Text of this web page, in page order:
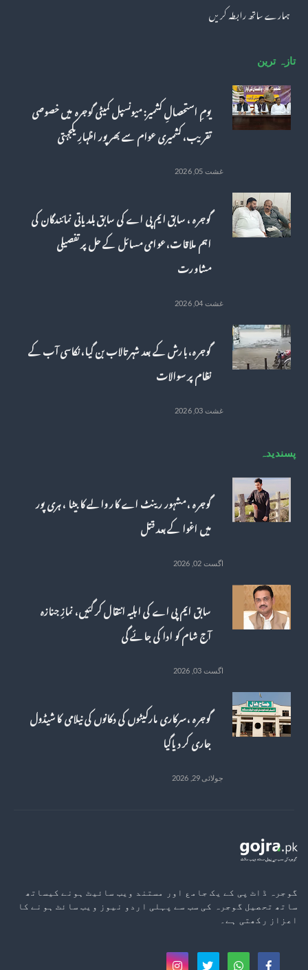
ہمارے ساتھ رابطہ کریں
تازہ ترین
یومِ استحصالِ کشمیر: میونسپل کمیٹی گوجرہ میں خصوصی
تقریب، کشمیری عوام سے بھرپور اظہارِ یکجہتی
غشت 05, 2026
گوجرہ ، سابق ایم پی اے کی سابق بلدیاتی نمائندگان کی
اہم ملاقات، عوامی مسائل کے حل پر تفصیلی
مشاورت
غشت 04, 2026
گوجرہ، بارش کے بعد شہر تالاب بن گیا، نکاسی آب کے
نظام پر سوالات
غشت 03, 2026
پسندیدہ
گوجرہ ، مشہور رینٹ اے کار والے کا بیٹا ، ہری پور
میں اغوا کے بعد قتل
اگست 02, 2026
سابق ایم پی اے کی اہلیہ انتقال کر گئیں، نمازِ جنازہ
آج شام کو ادا کی جائے گی
اگست 03, 2026
گوجرہ ، سرکاری مارکیٹوں کی دکانوں کی نیلامی کا شیڈول
جاری کر دیاگیا
جولائی 29, 2026
گوجرہ ڈاٹ پی کے یک جامع اور مستند ویب سائیٹ ہونے کیساتھ
ساتھ تحصیل گوجرہ کی سب سے پہلی اردو نیوز ویب سائٹ ہونے کا
اعزاز رکھتی ہے۔